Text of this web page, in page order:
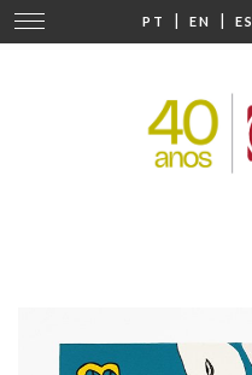
PT | EN | ES
Cambiar
navegación